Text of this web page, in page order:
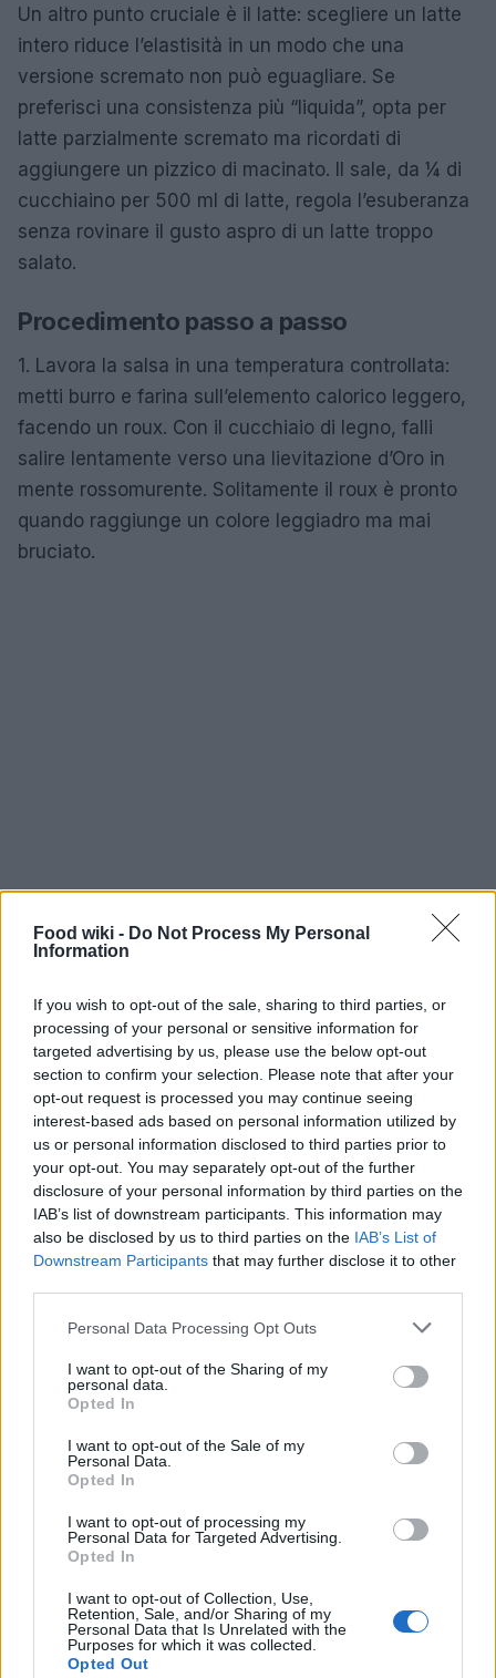
Food wiki - Do Not Process My Personal
Information
If you wish to opt-out of the sale, sharing to third parties, or
processing of your personal or sensitive information for
targeted advertising by us, please use the below opt-out
section to confirm your selection. Please note that after your
opt-out request is processed you may continue seeing
interest-based ads based on personal information utilized by
us or personal information disclosed to third parties prior to
your opt-out. You may separately opt-out of the further
disclosure of your personal information by third parties on the
IAB’s list of downstream participants. This information may
also be disclosed by us to third parties on the IAB’s List of
Downstream Participants that may further disclose it to other
Please note that this website/app uses one or more Google
not limited to your visit or usage behaviour. You may click to
grant or deny consent to Google and its third-party tags to
use your data for below specified purposes in below Google
consent section.
Personal Data Processing Opt Outs
I want to opt-out of the Sharing of my
personal data.
Opted In
I want to opt-out of the Sale of my
Personal Data.
Opted In
I want to opt-out of processing my
Personal Data for Targeted Advertising.
Opted In
I want to opt-out of Collection, Use,
Retention, Sale, and/or Sharing of my
Personal Data that Is Unrelated with the
Purposes for which it was collected.
Opted Out
Un altro punto cruciale è il latte: scegliere un latte
intero riduce l’elastisità in un modo che una
versione scremato non può eguagliare. Se
preferisci una consistenza più “liquida”, opta per
latte parzialmente scremato ma ricordati di
aggiungere un pizzico di macinato. Il sale, da ¼ di
cucchiaino per 500 ml di latte, regola l’esuberanza
senza rovinare il gusto aspro di un latte troppo
salato.
Procedimento passo a passo
1. Lavora la salsa in una temperatura controllata:
metti burro e farina sull’elemento calorico leggero,
facendo un roux. Con il cucchiaio di legno, falli
salire lentamente verso una lievitazione d’Oro in
mente rossomurente. Solitamente il roux è pronto
quando raggiunge un colore leggiadro ma mai
bruciato.
latte infantile: versalo a filo, mescolando
intensamente per evitare l’incubazione di bulbo di
farina. Se non si ha il frullatore a immersione, un
frullatore a mano funziona bene per mantenere la
consistenza liscia. La stratificazione di liquidi è
l’arte che impedisce la formazione di grumi, perché
non c’è momento di spostamento improvviso di
qualità del croccante.
proteine del latte cominceranno a coagularsi. La
vetta nasce a piccole bollicine, la controparte
imperfetta è l’esplosione di cristalli di latte. Con un
permettere alla salsa di affondare un po’.
4. Per cima l’esaltazione, una spolverata di noce
moscata. Se la ricetta chiama la realizzazione di
un filo di salsa di soia leggero per un tocco
disinvolto. Se la besciamella è per un risotto, allora
bisogna evitare se possibile grassi in eccesso,